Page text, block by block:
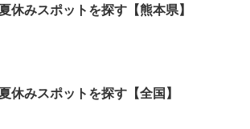
休みスポットを探す【熊本県】
休みスポットを探す【全国】